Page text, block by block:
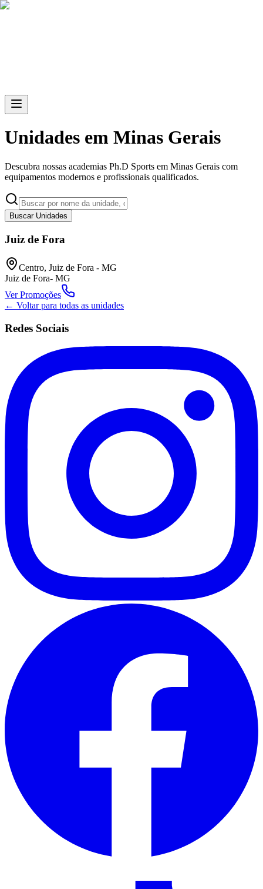
Unidades em Minas Gerais
Descubra nossas academias Ph.D Sports em Minas Gerais com
equipamentos modernos e profissionais qualificados.
Buscar Unidades
Juiz de Fora
Centro, Juiz de Fora - MG
Juiz de Fora- MG
Ver Promoções
← Voltar para todas as unidades
Redes Sociais